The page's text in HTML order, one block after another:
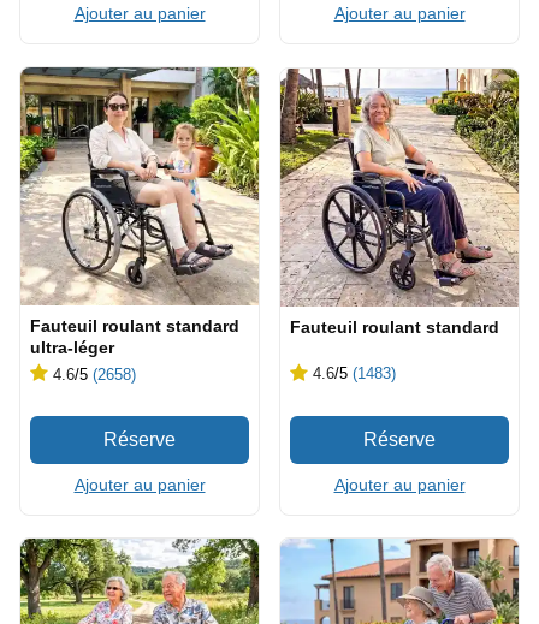
Ajouter au panier Ajouter au panier
Fauteuil roulant standard
ultra-léger
4.6/5 (2658)
Ajouter au panier
Fauteuil roulant standard
4.6/5 (1483)
Ajouter au panier